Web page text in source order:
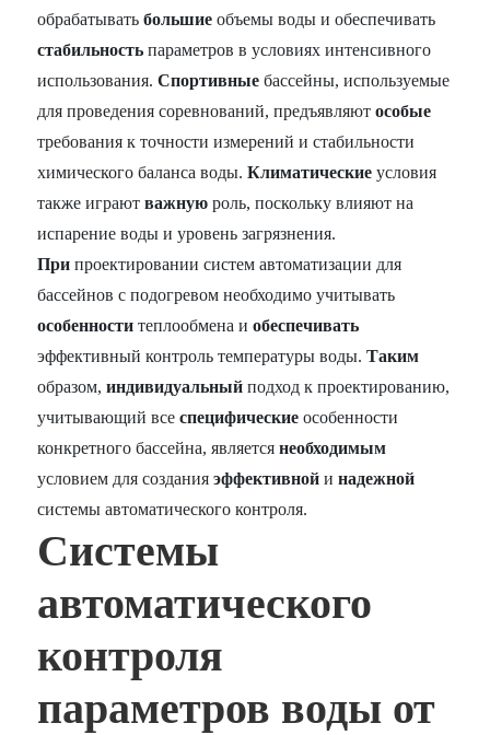
обрабатыватьбольшие объемы воды и обеспечивать
стабильность параметров в условиях интенсивного
использования.Спортивные бассейны, используемые
для проведения соревнований, предъявляютособые
требования к точности измерений и стабильности
химического баланса воды.Климатические условия
также играютважную роль, поскольку влияют на
испарение воды и уровень загрязнения.
При проектировании систем автоматизации для
бассейнов с подогревом необходимо учитывать
особенности теплообмена иобеспечивать
эффективный контроль температуры воды.Таким
образом,индивидуальный подход к проектированию,
учитывающий всеспецифические особенности
конкретного бассейна, являетсянеобходимым
условием для созданияэффективной инадежной
системы автоматического контроля.
Системы
автоматического
контроля
параметров воды от